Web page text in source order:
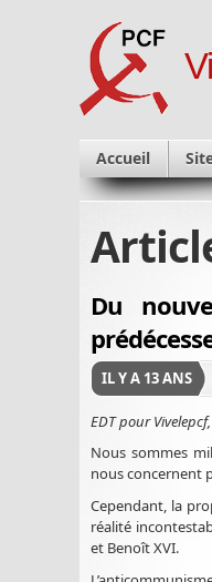
Accueil
Du
IL Y A 13 ANS
EDT pour
Nous sommes
nous concernent
Cependant, la
réalité
et Benoît XVI.